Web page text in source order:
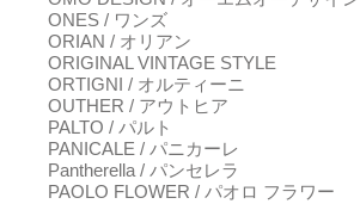
ONES / ワンズ
ORIAN / オリアン
ORIGINAL VINTAGE STYLE
ORTIGNI / オルティーニ
OUTHER / アウトヒア
PALTO / パルト
PANICALE / パニカーレ
Pantherella / パンセレラ
PAOLO FLOWER / パオロ フラワー